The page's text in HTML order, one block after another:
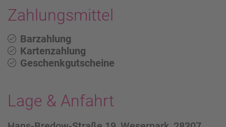
Zahlungsmittel
Barzahlung
Kartenzahlung
Geschenkgutscheine
Lage & Anfahrt